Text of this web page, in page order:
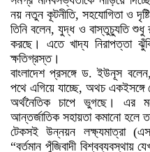
নয় নতুন কূটনীতি, সহযোগিতা ও
তিনি বলেন, যুদ্ধ ও বাস্তুচ্যুতি শুধু
করছে। এতে খাদ্য নিরাপত্তা
ক্ষতিগ্রস্ত।
বাংলাদেশ প্রসঙ্গে ড. ইউনূস
পথে এগিয়ে যাচ্ছে, অথচ একইসঙ্গে
অর্থনৈতিক চাপে ভুগছে। এর
আন্তর্জাতিক সহায়তা কমানো হলে
টেকসই উন্নয়ন লক্ষ্যমাত্রা
“বর্তমান পুঁজিবাদী বিশ্বব্যবস্থায়